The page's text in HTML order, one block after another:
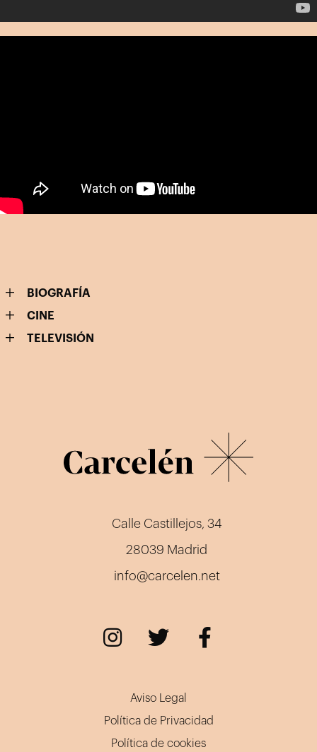
BIOGRAFÍA
CINE
TELEVISIÓN
Calle Castillejos, 34
28039 Madrid
info@carcelen.net
Aviso Legal
Política de Privacidad
Política de cookies